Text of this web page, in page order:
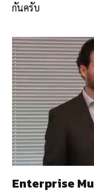
กันครับ
Enterprise